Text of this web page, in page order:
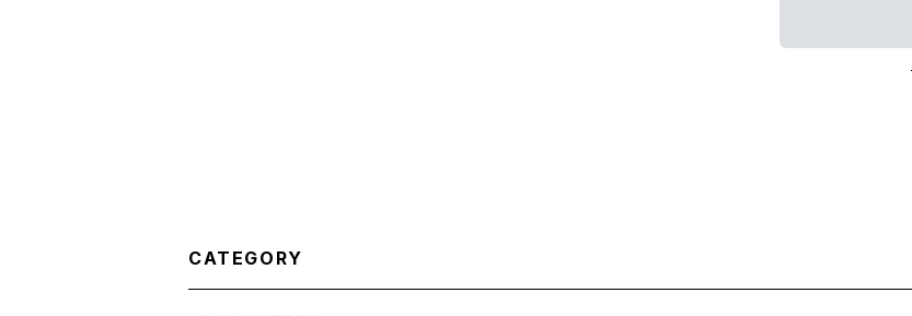
CATEGORY